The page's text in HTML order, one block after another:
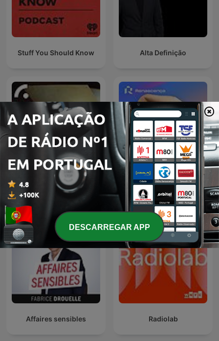
Stuff You Should Know Alta Definição
Quinta Essência
Renascença - As pessoas
têm que se acalmar,
imediatamente!
Affaires sensibles Radiolab
DESCARREGAR APP